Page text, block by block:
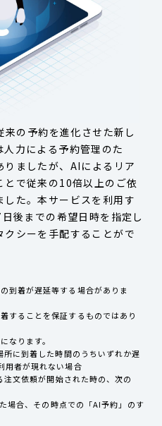
来の予約を進化させた新し
力による予約管理のた
ましたが、AIによるリア
とで従来の10倍以上のご依
た。本サービスを利用す
後までの希望日時を指定し
シーを手配することがで
到着が遅延等する場合がありま
することを保証するものではあり
なります。
に到着した時間のうちいずれか遅
用者が現れない場合
文依頼が開始された時の、次の
場合、その時点での「AI予約」のす